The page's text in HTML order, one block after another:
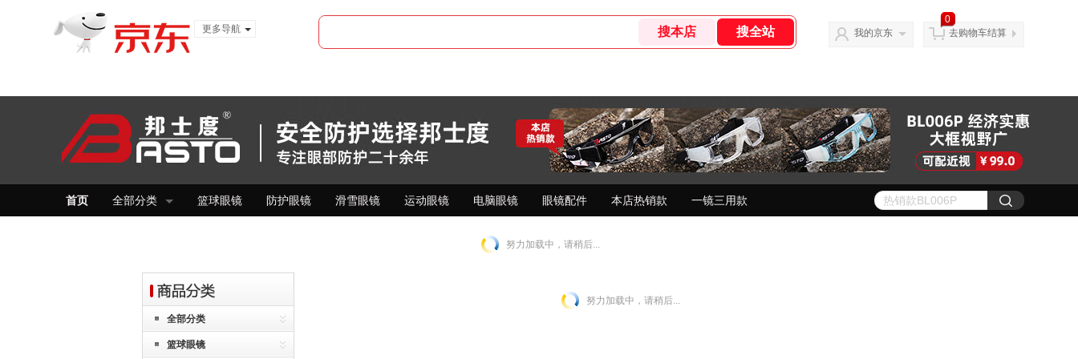
更多导航
我的京东
0
去购物车结算
首页 全部分类 篮球眼镜 防护眼镜 滑雪眼镜 运动眼镜 电脑眼镜 眼镜配件 本店热销款 一镜三用款
努力加载中，请稍后...
全部分类
篮球眼镜
努力加载中，请稍后...